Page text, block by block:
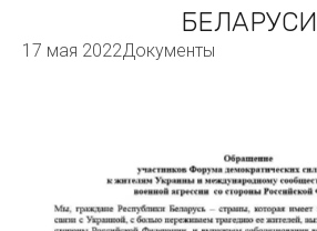
БЕЛАРУСИ
17 мая 2022Документы